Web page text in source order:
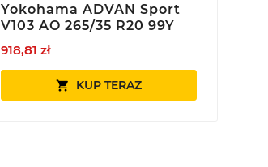
Yokohama ADVAN Sport
V103 AO 265/35 R20 99Y
918,81 zł
 KUP TERAZ